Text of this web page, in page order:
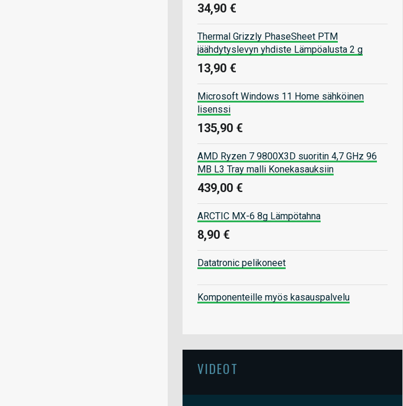
34,90 €
Thermal Grizzly PhaseSheet PTM
jäähdytyslevyn yhdiste Lämpöalusta 2 g
13,90 €
Microsoft Windows 11 Home sähköinen
lisenssi
135,90 €
AMD Ryzen 7 9800X3D suoritin 4,7 GHz 96
MB L3 Tray malli Konekasauksiin
439,00 €
ARCTIC MX-6 8g Lämpötahna
8,90 €
Datatronic pelikoneet
Komponenteille myös kasauspalvelu
VIDEOT